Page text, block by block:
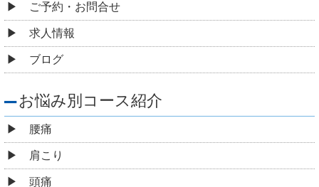
ご予約・お問合せ
求人情報
ブログ
お悩み別コース紹介
腰痛
肩こり
頭痛